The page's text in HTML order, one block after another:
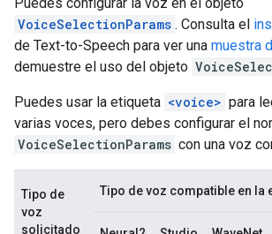
VoiceSelectionParams . Consulta el
de Text-to-Speech para ver una muestra
demuestre el uso del objeto
Puedes usar la etiqueta <voice> para
varias voces, pero debes configurar el
VoiceSelectionParams con una voz
Tipo de
voz
solicitado
Tipo de voz compatible en la